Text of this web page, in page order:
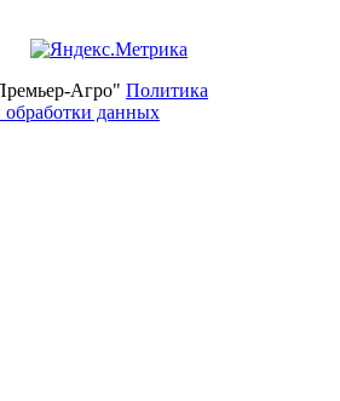
Агро" Политика
данных